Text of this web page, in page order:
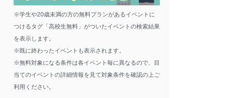
※学生や20歳未満の方の無料プランがあるイベントに
つけるタグ「高校生無料」がついたイベントの検索結果
を表示します。
※既に終わったイベントも表示されます。
※無料対象になる条件は各イベント毎に異なるので、目
当てのイベントの詳細情報を見て対象条件を確認の上ご
利用ください。